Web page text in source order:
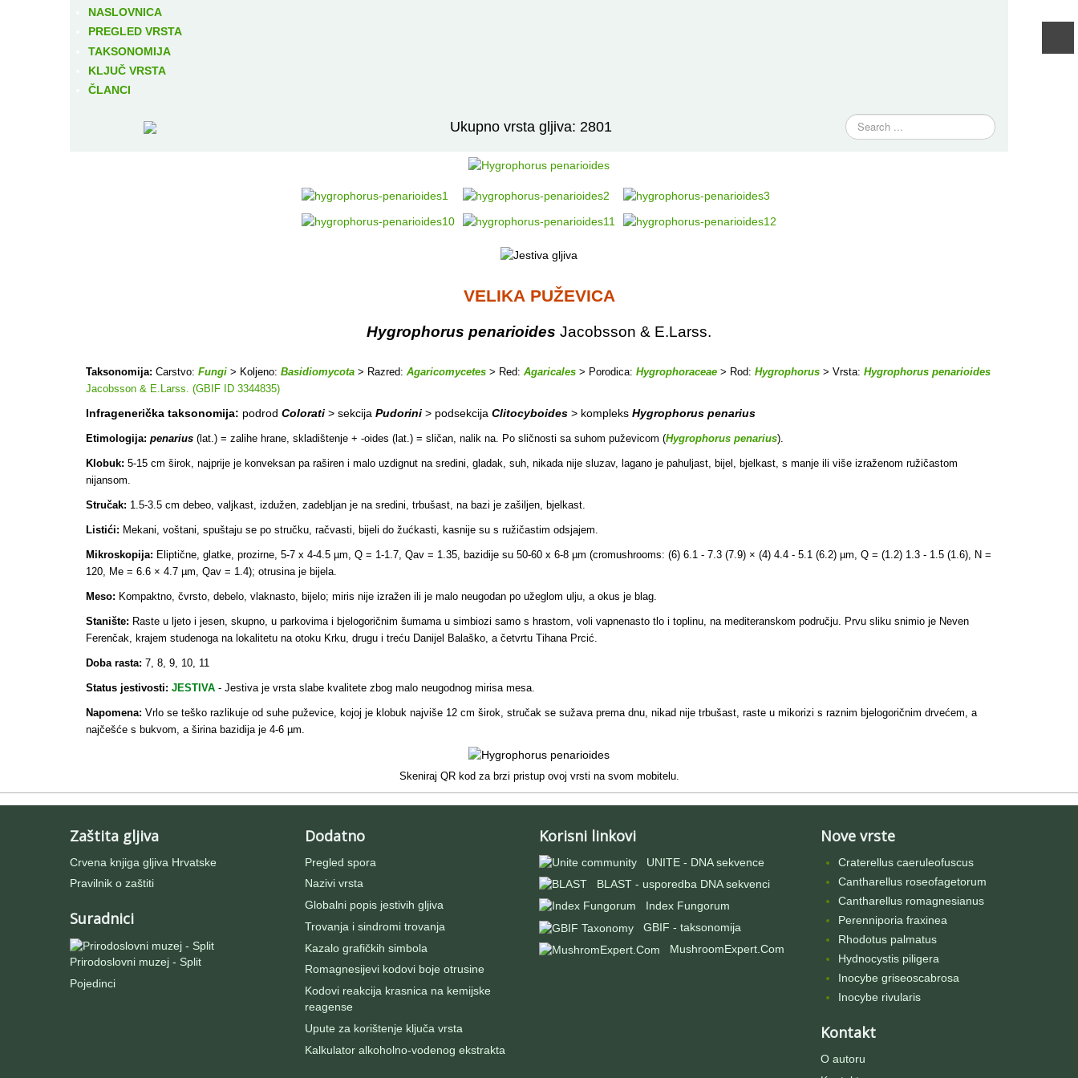
NASLOVNICA
PREGLED VRSTA
TAKSONOMIJA
KLJUČ VRSTA
ČLANCI
Ukupno vrsta gljiva: 2801 Traži
VELIKA PUŽEVICA
Hygrophorus penarioides Jacobsson & E.Larss.
Taksonomija: Carstvo: Fungi > Koljeno: Basidiomycota > Razred: Agaricomycetes > Red: Agaricales > Porodica: Hygrophoraceae > Rod: Hygrophorus > Vrsta: Hygrophorus penarioides
Jacobsson & E.Larss. (GBIF ID 3344835)
Infragenerička taksonomija: podrod Colorati > sekcija Pudorini > podsekcija Clitocyboides > kompleks Hygrophorus penarius
Etimologija: penarius (lat.) = zalihe hrane, skladištenje + -oides (lat.) = sličan, nalik na. Po sličnosti sa suhom puževicom (Hygrophorus penarius).
Klobuk: 5-15 cm širok, najprije je konveksan pa raširen i malo uzdignut na sredini, gladak, suh, nikada nije sluzav, lagano je pahuljast, bijel, bjelkast, s manje ili više izraženom ružičastom
nijansom.
Stručak: 1.5-3.5 cm debeo, valjkast, izdužen, zadebljan je na sredini, trbušast, na bazi je zašiljen, bjelkast.
Listići: Mekani, voštani, spuštaju se po stručku, račvasti, bijeli do žućkasti, kasnije su s ružičastim odsjajem.
Mikroskopija: Eliptične, glatke, prozirne, 5-7 x 4-4.5 µm, Q = 1-1.7, Qav = 1.35, bazidije su 50-60 x 6-8 µm (cromushrooms: (6) 6.1 - 7.3 (7.9) × (4) 4.4 - 5.1 (6.2) µm, Q = (1.2) 1.3 - 1.5 (1.6), N =
120, Me = 6.6 × 4.7 µm, Qav = 1.4); otrusina je bijela.
Meso: Kompaktno, čvrsto, debelo, vlaknasto, bijelo; miris nije izražen ili je malo neugodan po užeglom ulju, a okus je blag.
Stanište: Raste u ljeto i jesen, skupno, u parkovima i bjelogoričnim šumama u simbiozi samo s hrastom, voli vapnenasto tlo i toplinu, na mediteranskom području. Prvu sliku snimio je Neven
Ferenčak, krajem studenoga na lokalitetu na otoku Krku, drugu i treću Danijel Balaško, a četvrtu Tihana Prcić.
Doba rasta: 7, 8, 9, 10, 11
Status jestivosti: JESTIVA - Jestiva je vrsta slabe kvalitete zbog malo neugodnog mirisa mesa.
Napomena: Vrlo se teško razlikuje od suhe puževice, kojoj je klobuk najviše 12 cm širok, stručak se sužava prema dnu, nikad nije trbušast, raste u mikorizi s raznim bjelogoričnim drvećem, a
najčešće s bukvom, a širina bazidija je 4-6 µm.
Skeniraj QR kod za brzi pristup ovoj vrsti na svom mobitelu.
Zaštita gljiva
Crvena knjiga gljiva Hrvatske
Pravilnik o zaštiti
Suradnici
Prirodoslovni muzej - Split
Pojedinci
Dodatno
Pregled spora
Nazivi vrsta
Globalni popis jestivih gljiva
Trovanja i sindromi trovanja
Kazalo grafičkih simbola
Romagnesijevi kodovi boje otrusine
Kodovi reakcija krasnica na kemijske
reagense
Upute za korištenje ključa vrsta
Kalkulator alkoholno-vodenog ekstrakta
Korisni linkovi
UNITE - DNA sekvence
BLAST - usporedba DNA sekvenci
Index Fungorum
GBIF - taksonomija
MushroomExpert.Com
Nove vrste
Craterellus caeruleofuscus
Cantharellus roseofagetorum
Cantharellus romagnesianus
Perenniporia fraxinea
Rhodotus palmatus
Hydnocystis piligera
Inocybe griseoscabrosa
Inocybe rivularis
Kontakt
O autoru